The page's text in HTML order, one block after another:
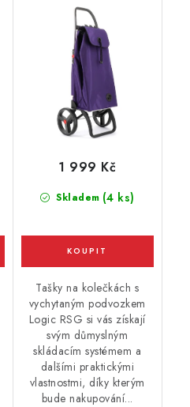
kolečkách, fialová
Skladem (4 ks)
1 999 Kč
Tašky na kolečkách s
vychytaným podvozkem
Logic RSG si vás získají
svým důmyslným
skládacím systémem a
dalšími praktickými
vlastnostmi, díky kterým
bude nakupování...